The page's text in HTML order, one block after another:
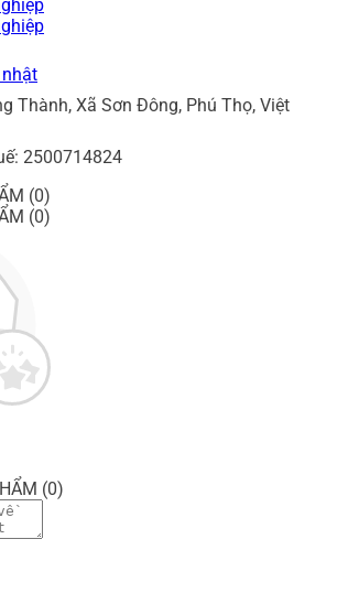
Thành, Xã Sơn Đông, Phú Thọ, Việt
2500714824
(0)
(0)
(0)